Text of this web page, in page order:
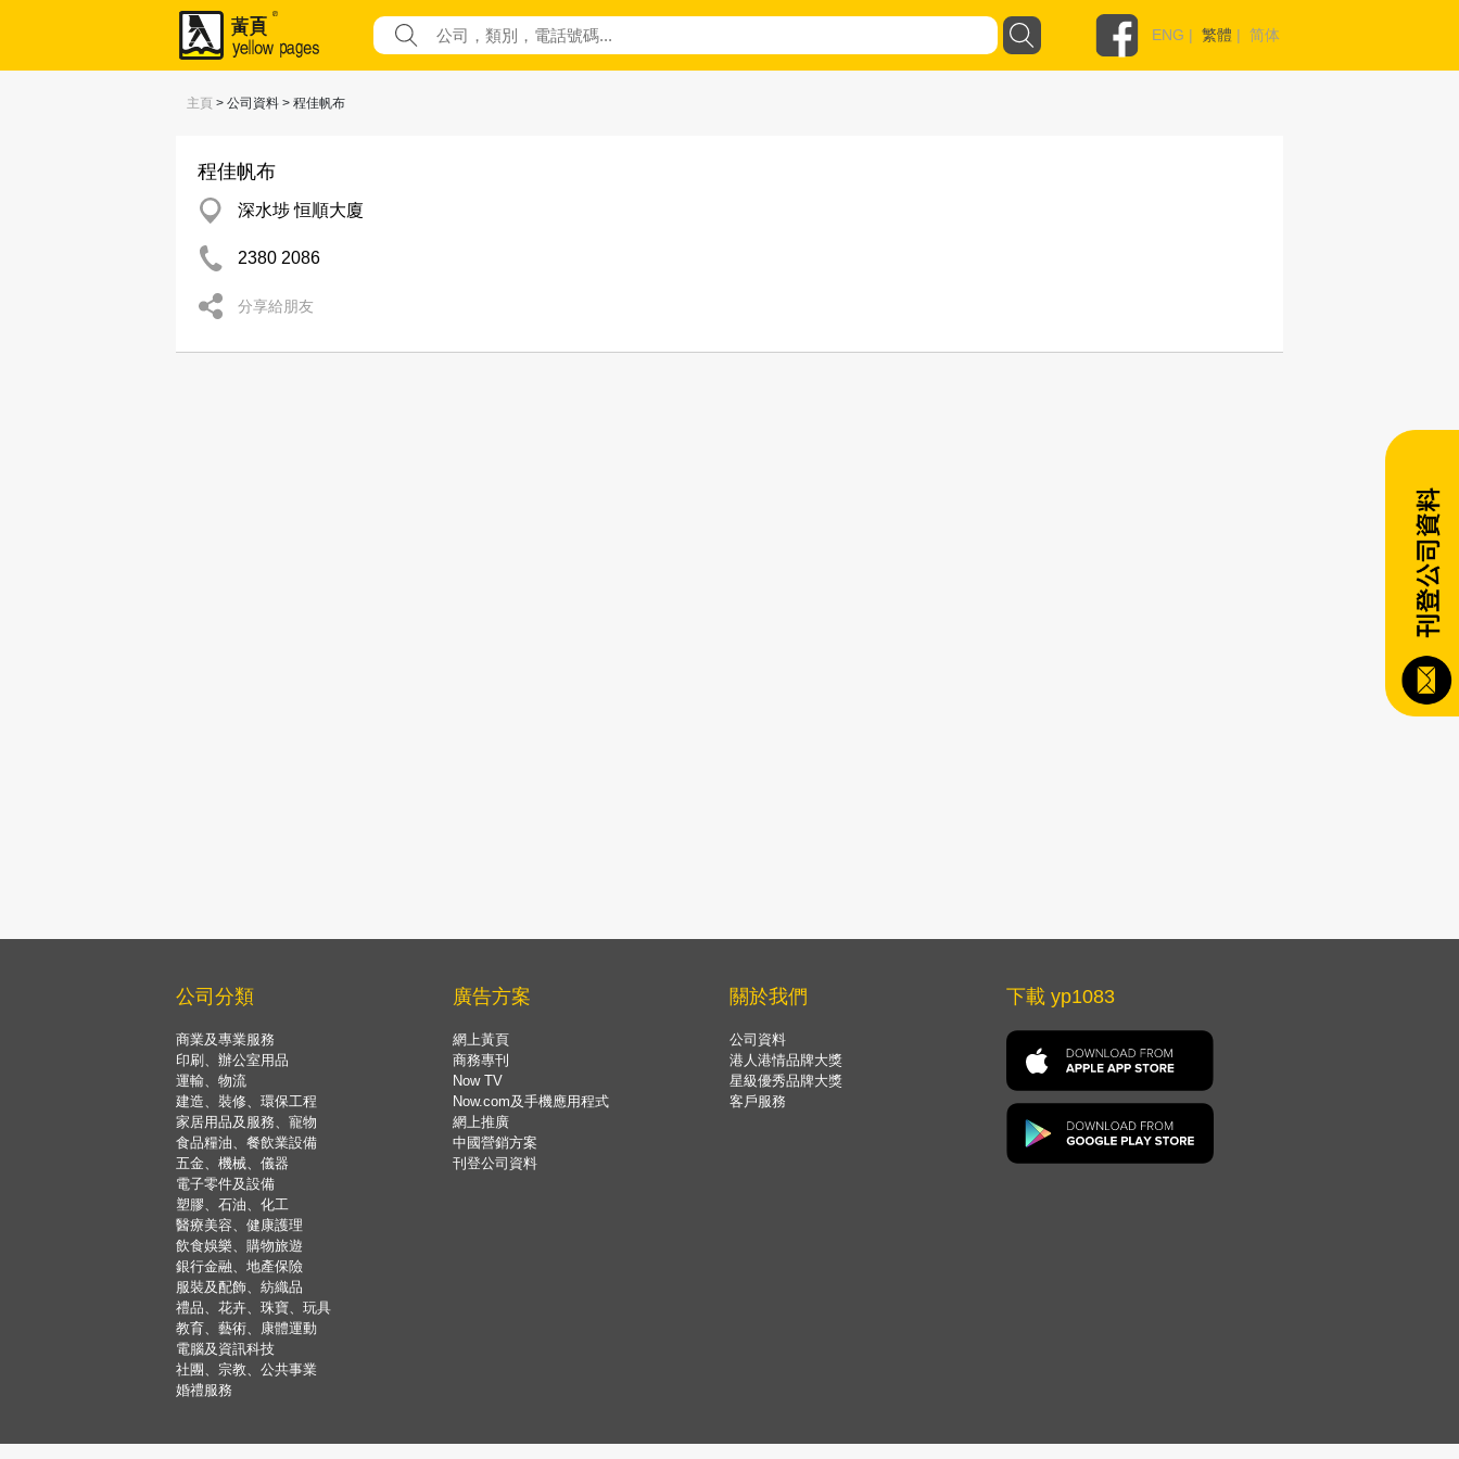
ENG | 繁體 | 简体
主頁 > 公司資料 > 程佳帆布
程佳帆布
深水埗 恒順大廈
2380 2086
分享給朋友
公司分類
商業及專業服務
印刷、辦公室用品
運輸、物流
建造、裝修、環保工程
家居用品及服務、寵物
食品糧油、餐飲業設備
五金、機械、儀器
電子零件及設備
塑膠、石油、化工
醫療美容、健康護理
飲食娛樂、購物旅遊
銀行金融、地產保險
服裝及配飾、紡織品
禮品、花卉、珠寶、玩具
教育、藝術、康體運動
電腦及資訊科技
社團、宗教、公共事業
婚禮服務
廣告方案
網上黃頁
商務專刊
Now TV
Now.com及手機應用程式
網上推廣
中國營銷方案
刊登公司資料
關於我們
公司資料
港人港情品牌大獎
星級優秀品牌大獎
客戶服務
下載 yp1083